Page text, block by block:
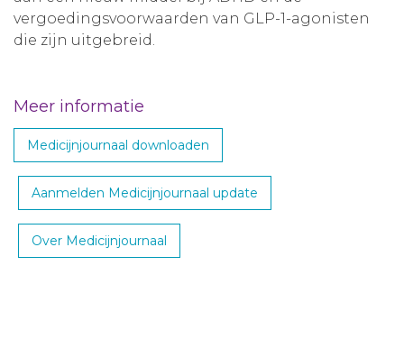
vergoedingsvoorwaarden van GLP-1-agonisten
die zijn uitgebreid.
Meer informatie
Medicijnjournaal downloaden
Aanmelden Medicijnjournaal update
Over Medicijnjournaal